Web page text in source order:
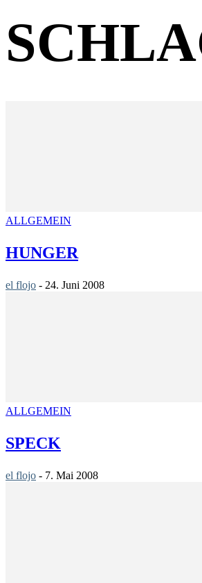
ALLGEMEIN
HUNGER
el flojo - 24. Juni 2008
ALLGEMEIN
SPECK
el flojo - 7. Mai 2008